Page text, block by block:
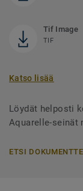
Tif Image
TIF
Katso lisää
Löydät helposti
Aquarelle-
ETSI